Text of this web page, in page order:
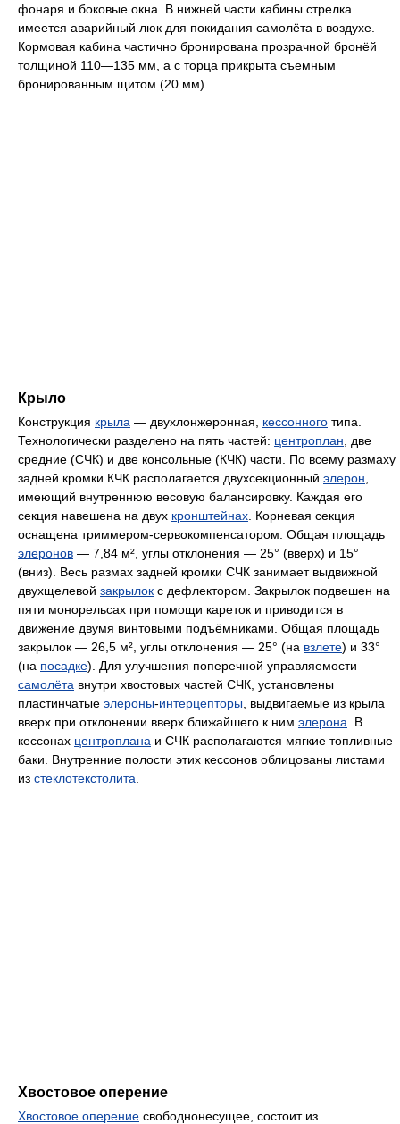
фонаря и боковые окна. В нижней части кабины стрелка
имеется аварийный люк для покидания самолёта в воздухе.
Кормовая кабина частично бронирована прозрачной бронёй
толщиной 110—135 мм, а с торца прикрыта съемным
бронированным щитом (20 мм).
Крыло
Конструкция крыла — двухлонжеронная, кессонного типа.
Технологически разделено на пять частей: центроплан , две
средние (СЧК) и две консольные (КЧК) части. По всему размаху
задней кромки КЧК располагается двухсекционный элерон
имеющий внутреннюю весовую балансировку. Каждая его
секция навешена на двух кронштейнах . Корневая секция
оснащена триммером-сервокомпенсатором. Общая площадь
элеронов — 7,84 м², углы отклонения — 25° (вверх) и 15°
(вниз). Весь размах задней кромки СЧК занимает выдвижной
двухщелевой закрылок с дефлектором. Закрылок подвешен на
пяти монорельсах при помощи кареток и приводится в
движение двумя винтовыми подъёмниками. Общая площадь
закрылок — 26,5 м², углы отклонения — 25° (на взлете) и 33°
(на посадке). Для улучшения поперечной управляемости
самолёта внутри хвостовых частей СЧК, установлены
пластинчатые элероны-интерцепторы , выдвигаемые из крыла
вверх при отклонении вверх ближайшего к ним элерона . В
кессонах центроплана и СЧК располагаются мягкие топливные
баки. Внутренние полости этих кессонов облицованы листами
из стеклотекстолита
Хвостовое оперение
Хвостовое оперение свободнонесущее, состоит из